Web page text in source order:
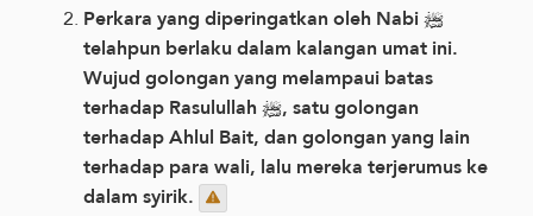
Perkara yang diperingatkan oleh Nabi ﷺ
telahpun berlaku dalam kalangan umat ini.
Wujud golongan yang melampaui batas
terhadap Rasulullah ﷺ, satu golongan
terhadap Ahlul Bait, dan golongan yang lain
terhadap para wali, lalu mereka terjerumus ke
dalam syirik.